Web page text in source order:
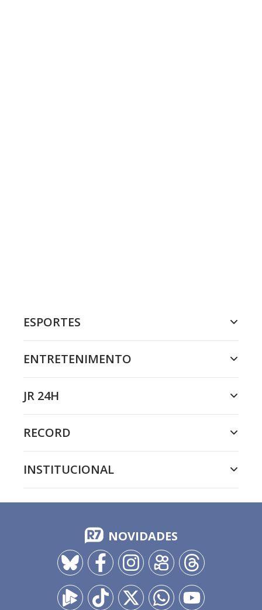
ESPORTES
ENTRETENIMENTO
JR 24H
RECORD
INSTITUCIONAL
NOVIDADES